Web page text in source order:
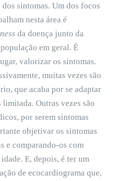
sintomas. Um dos focos
nesta área é
da doença junto da
em geral. É
valorizar os sintomas.
muitas vezes são
que acaba por se adaptar
Outras vezes são
por serem sintomas
objetivar os sintomas
e comparando-os com
E, depois, é ter um
de ecocardiograma que,